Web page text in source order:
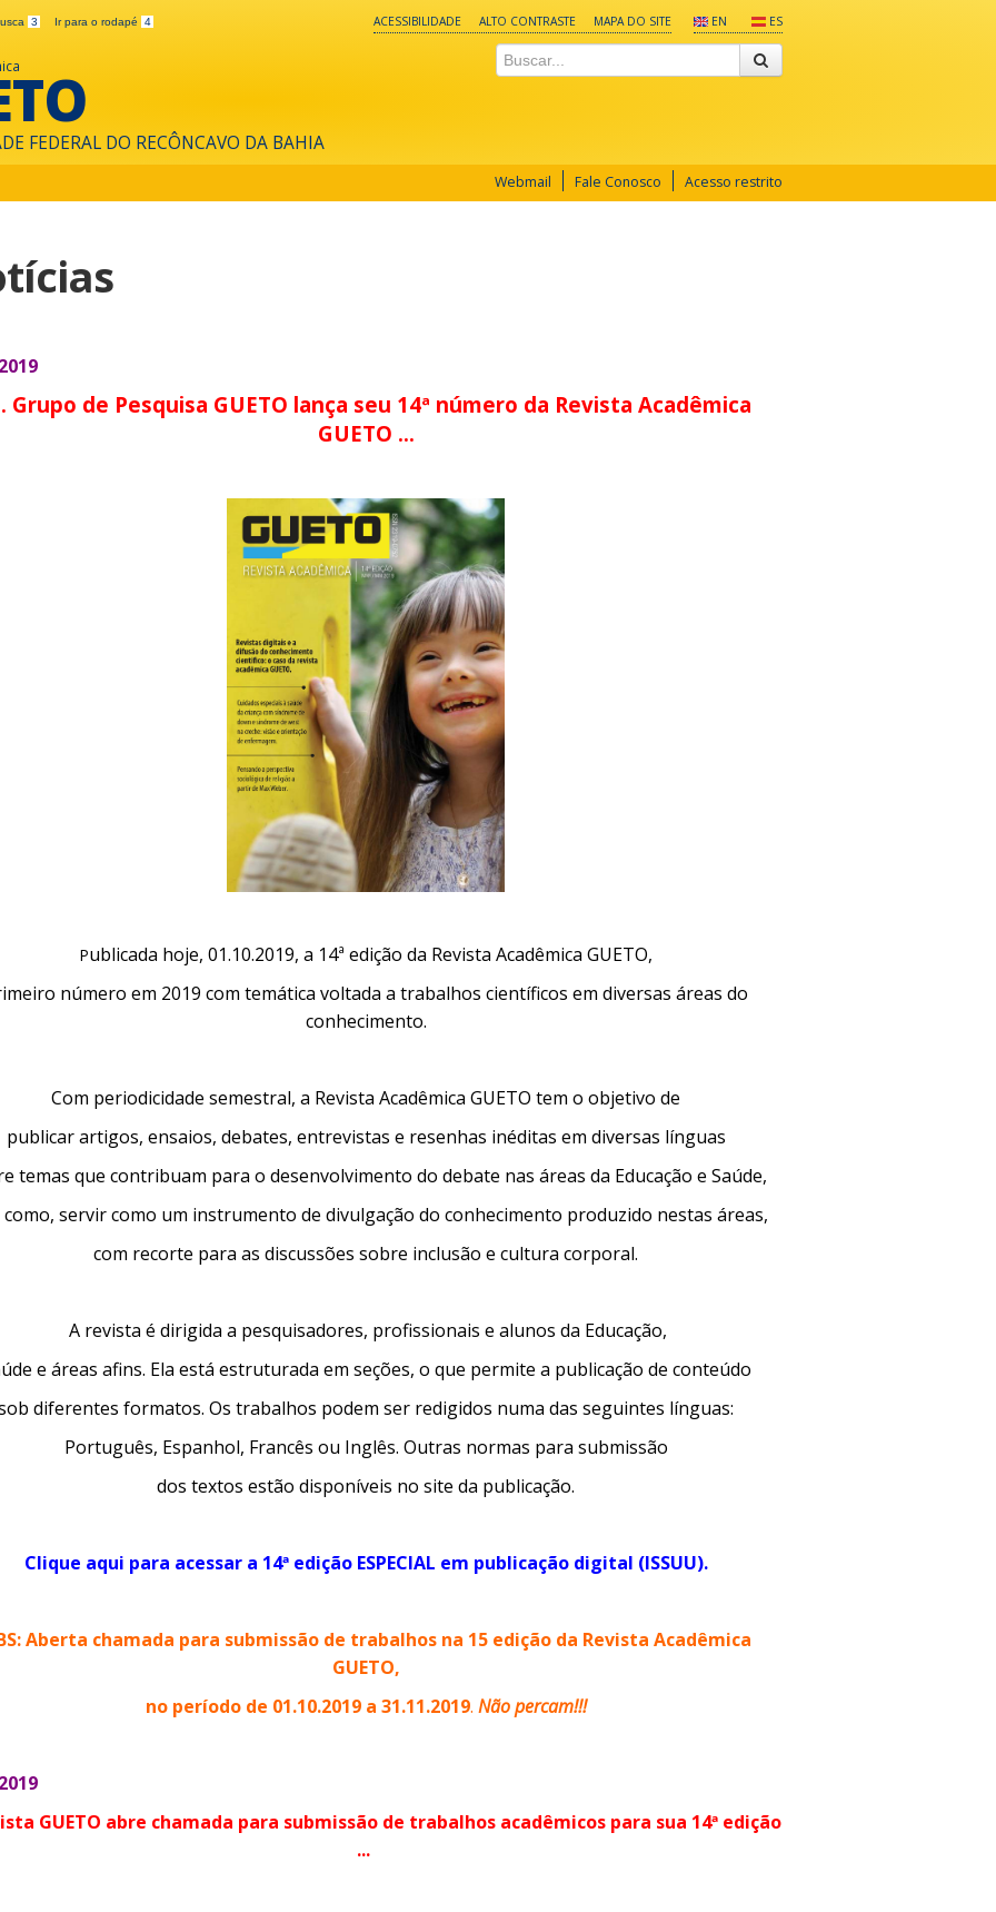
3 Ir para o rodapé 4 EN ES
ACESSIBILIDADE ALTO CONTRASTE MAPA DO SITE
FEDERAL DO RECÔNCAVO DA BAHIA
Webmail Fale Conosco Acesso restrito
Grupo de Pesquisa GUETO lança seu 14ª número da Revista Acadêmica
GUETO ...
Publicada hoje, 01.10.2019, a 14ª edição da Revista Acadêmica GUETO,
número em 2019 com temática voltada a trabalhos científicos em diversas áreas do
conhecimento.
Com periodicidade semestral, a Revista Acadêmica GUETO tem o objetivo de
publicar artigos, ensaios, debates, entrevistas e resenhas inéditas em diversas línguas
temas que contribuam para o desenvolvimento do debate nas áreas da Educação e Saúde,
servir como um instrumento de divulgação do conhecimento produzido nestas áreas,
com recorte para as discussões sobre inclusão e cultura corporal.
A revista é dirigida a pesquisadores, profissionais e alunos da Educação,
e áreas afins. Ela está estruturada em seções, o que permite a publicação de conteúdo
diferentes formatos. Os trabalhos podem ser redigidos numa das seguintes línguas:
Português, Espanhol, Francês ou Inglês. Outras normas para submissão
dos textos estão disponíveis no site da publicação.
Clique aqui para acessar a 14ª edição ESPECIAL em publicação digital (ISSUU).
Aberta chamada para submissão de trabalhos na 15 edição da Revista Acadêmica
GUETO,
no período de 01.10.2019 a 31.11.2019. Não percam!!!
GUETO abre chamada para submissão de trabalhos acadêmicos para sua 14ª edição
...